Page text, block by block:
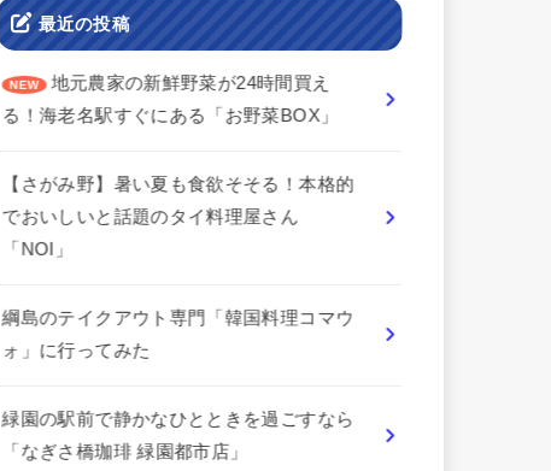
最近の投稿
地元農家の新鮮野菜が24時間買え
る！海老名駅すぐにある「お野菜BOX」
【さがみ野】暑い夏も食欲そそる！本格的
でおいしいと話題のタイ料理屋さん
「NOI」
綱島のテイクアウト専門「韓国料理コマウ
ォ」に行ってみた
緑園の駅前で静かなひとときを過ごすなら
「なぎさ橋珈琲 緑園都市店」